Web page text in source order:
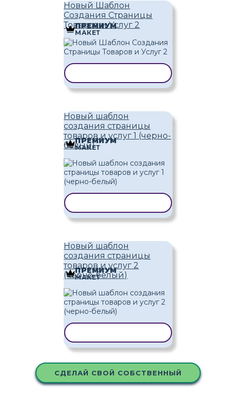
Новый Шаблон
Создания Страницы
Товаров и Услуг 2
ПРЕМИУМ
МАКЕТ
Новый шаблон
создания страницы
товаров и услуг 1 (черно-
белый)
ПРЕМИУМ
МАКЕТ
Новый шаблон
создания страницы
товаров и услуг 2
(черно-белый)
ПРЕМИУМ
МАКЕТ
СДЕЛАЙ СВОЙ СОБСТВЕННЫЙ